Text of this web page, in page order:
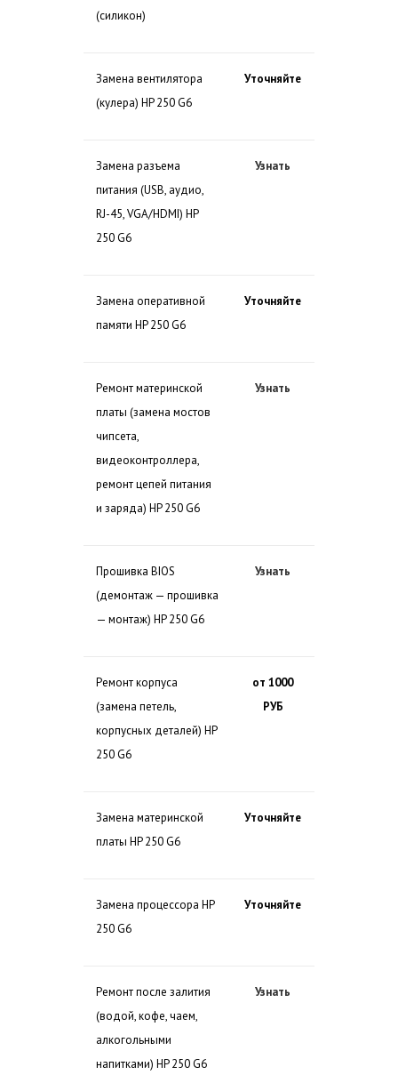
(силикон)
Замена вентилятора
(кулера) HP 250 G6
Уточняйте
Замена разъема
питания (USB, аудио,
RJ-45, VGA/HDMI) HP
250 G6
Узнать
Замена оперативной
памяти HP 250 G6
Уточняйте
Ремонт материнской
платы (замена мостов
чипсета,
видеоконтроллера,
ремонт цепей питания
и заряда) HP 250 G6
Узнать
Прошивка BIOS
(демонтаж — прошивка
— монтаж) HP 250 G6
Узнать
Ремонт корпуса
(замена петель,
корпусных деталей) HP
250 G6
от 1000
РУБ
Замена материнской
платы HP 250 G6
Уточняйте
Замена процессора HP
250 G6
Уточняйте
Ремонт после залития
(водой, кофе, чаем,
алкогольными
напитками) HP 250 G6
Узнать